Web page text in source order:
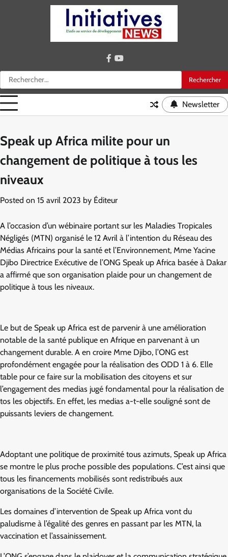
Rechercher :
facebook
youtube
Newsletter
Speak up Africa milite pour un
changement de politique à tous les
niveaux
Posted on 15 avril 2023 by Éditeur
A l’occasion d’un wébinaire portant sur les Maladies Tropicales
Négligés (MTN) organisé le 12 Avril à l’intention du Réseau des
Médias Africains pour la santé et l’Environnement, Mme Yacine
Djibo Directrice Exécutive de l’ONG Speak up Africa basée à Dakar
a affirmé que son organisation plaide pour un changement de
politique à tous les niveaux.
Le but de Speak up Africa est de parvenir à une amélioration
notable de la santé publique en Afrique en parvenant à un
changement durable. A en croire Mme Djibo, l’ONG est
profondément engagée pour la réalisation des ODD 1 à 6. Elle
table pour ce faire sur la mobilisation des citoyens et sur
l’engagement des medias jugé fondamental pour la réalisation de
tos les objectifs. En effet, les medias a-t-elle souligné sont de
puissants leviers de changement.
Adoptant une politique de proximité tous azimuts, Speak up Africa
se montre le plus proche possible des populations. C’est ainsi que
tous les financements mobilisés sont redistribués aux
organisations de la Société Civile.
Les domaines d’intervention de Speak up Africa vont du
paludisme à l’égalité des genres en passant par les MTN, la
vaccination et l’assainissement.